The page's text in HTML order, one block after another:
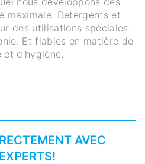
maximale. Détergents et
des utilisations spéciales.
Et fiables en matière de
et d'hygiène.
AVEC